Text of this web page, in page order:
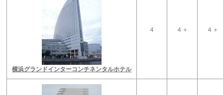
横浜グランドインターコンチネンタルホテル
４ ４＋ ４＋